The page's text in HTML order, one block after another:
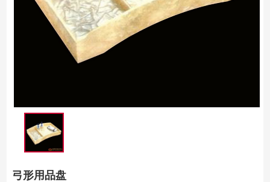
弓形用品盘